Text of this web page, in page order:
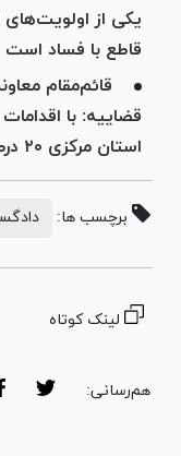
یکی از
قاطع با فساد است
قائم‌مقام
قضاییه: با
استان مرکزی ۲۰ درصد کاهش سرقت ثبت شد
برچسب ها:
لینک کوتاه
هم‌رسانی: